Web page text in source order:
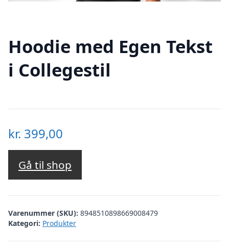
Hoodie med Egen Tekst
i Collegestil
kr. 399,00
Gå til shop
Varenummer (SKU): 8948510898669008479
Kategori: Produkter